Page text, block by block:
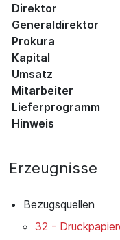
Direktor
Generaldirektor
Prokura
Kapital
Umsatz
Mitarbeiter
Lieferprogramm
Hinweis
Erzeugnisse
Bezugsquellen
32 -